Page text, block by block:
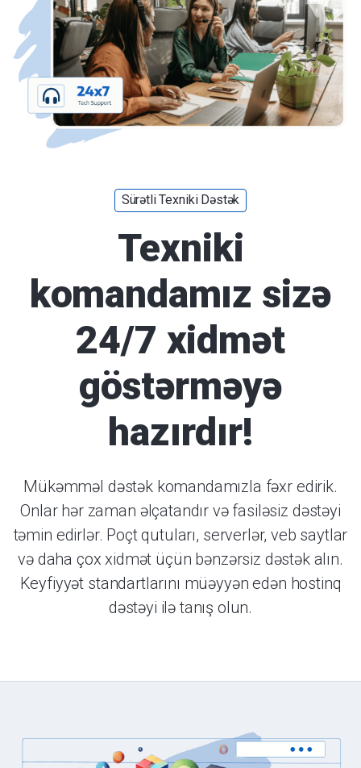
Sürətli Texniki Dəstək
Texniki
komandamız sizə
24/7 xidmət
göstərməyə
hazırdır!
Mükəmməl dəstək komandamızla fəxr edirik.
Onlar hər zaman əlçatandır və fasiləsiz dəstəyi
təmin edirlər. Poçt qutuları, serverlər, veb saytlar
və daha çox xidmət üçün bənzərsiz dəstək alın.
Keyfiyyət standartlarını müəyyən edən hostinq
dəstəyi ilə tanış olun.